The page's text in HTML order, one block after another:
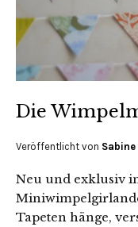
Die
Veröffentlicht von Sabine
Neu und exklusiv
Tapeten hänge,